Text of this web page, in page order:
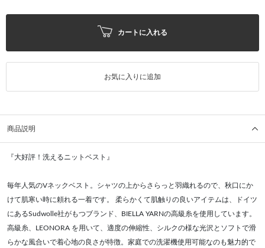
カートに入れる
お気に入りに追加
商品説明
『大好評！洗えるニットベスト』
毎年人気のVネックベスト。シャツの上からさらっと羽織れるので、秋口にか
けて肌寒い時に頼れる一着です。 柔らかくて肌触りの良いアイテムは、ドイツ
にあるSudwolle社がもつブランド、BIELLA YARNの高級糸を使用しています。
高級糸、LEONORA を用いて、適度の伸縮性、シルクの様な光沢とソフトで滑
らかな風合いで着心地の良さが特徴。家庭での洗濯機使用可能なのも魅力的で